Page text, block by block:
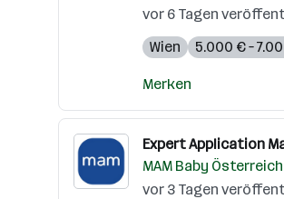
vor 6 Tagen
Wien
5.000 € –
Merken
Expert Application
MAM Baby Österreich
vor 3 Tagen